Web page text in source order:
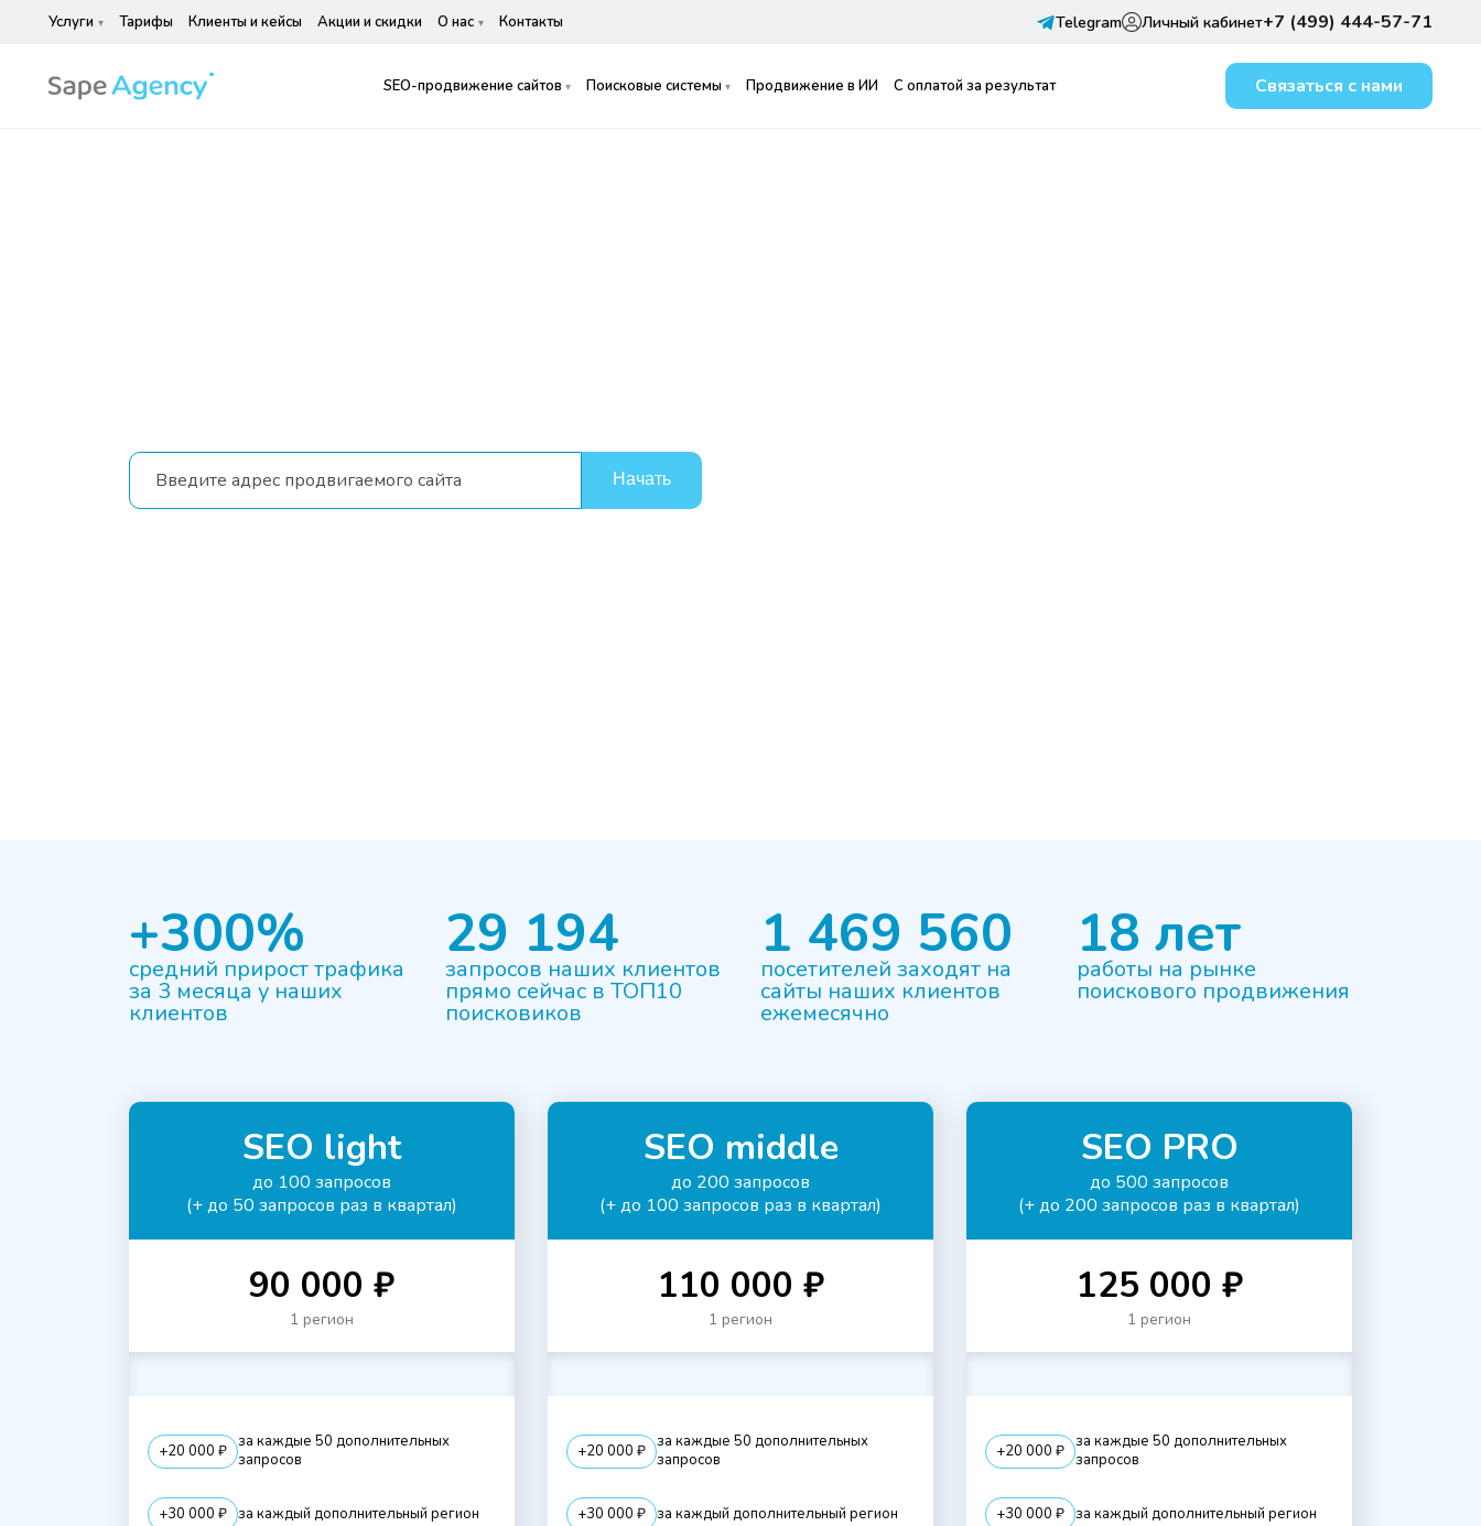
Услуги Тарифы Клиенты и кейсы Акции и скидки О нас Контакты Telegram Личный кабинет+7 (499) 444-57-71
SEO-продвижение сайтов Поисковые системы Продвижение в ИИ С оплатой за результат Связаться с нами
Введите адрес продвигаемого сайта Начать
+300%
средний прирост трафика
за 3 месяца у наших
клиентов
29 194
запросов наших клиентов
прямо сейчас в ТОП10
поисковиков
1 469 560
посетителей заходят на
сайты наших клиентов
ежемесячно
18 лет
работы на рынке
поискового продвижения
SEO light
до 100 запросов
(+ до 50 запросов раз в квартал)
90 000 ₽
1 регион
+20 000 ₽ за каждые 50 дополнительных
запросов
+30 000 ₽ за каждый дополнительный регион
SEO middle
до 200 запросов
(+ до 100 запросов раз в квартал)
110 000 ₽
1 регион
+20 000 ₽ за каждые 50 дополнительных
запросов
+30 000 ₽ за каждый дополнительный регион
SEO PRO
до 500 запросов
(+ до 200 запросов раз в квартал)
125 000 ₽
1 регион
+20 000 ₽ за каждые 50 дополнительных
запросов
+30 000 ₽ за каждый дополнительный регион